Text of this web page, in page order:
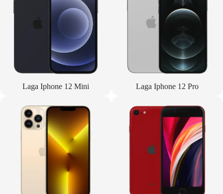
Laga Iphone 12 Mini Laga Iphone 12 Pro